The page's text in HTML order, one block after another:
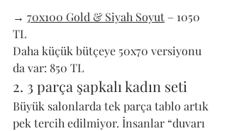
→ 70x100 Gold & Siyah Soyut – 1050
TL
Daha küçük bütçeye 50x70 versiyonu
da var: 850 TL
2. 3 parça şapkalı kadın seti
Büyük salonlarda tek parça tablo artık
pek tercih edilmiyor. İnsanlar “duvarı